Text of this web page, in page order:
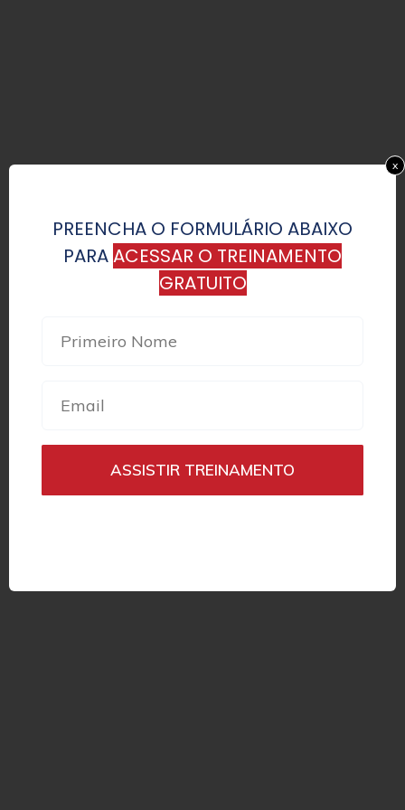
PREENCHA O FORMULÁRIO ABAIXO
PARAACESSAR O TREINAMENTO
GRATUITO
ASSISTIR TREINAMENTO
x